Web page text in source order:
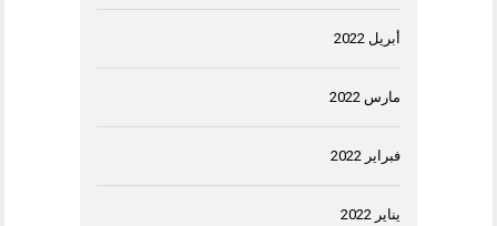
أبريل 2022
مارس 2022
فبراير 2022
يناير 2022